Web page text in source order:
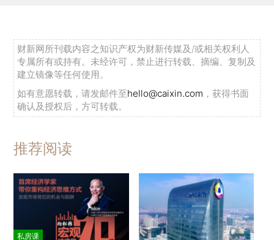
财新网所刊载内容之知识产权为财新传媒及/或相关权利人
专属所有或持有。未经许可，禁止进行转载、摘编、复制及
建立镜像等任何使用。
如有意愿转载，请发邮件至hello@caixin.com ，获得书面
确认及授权后，方可转载。
推荐阅读
私房课